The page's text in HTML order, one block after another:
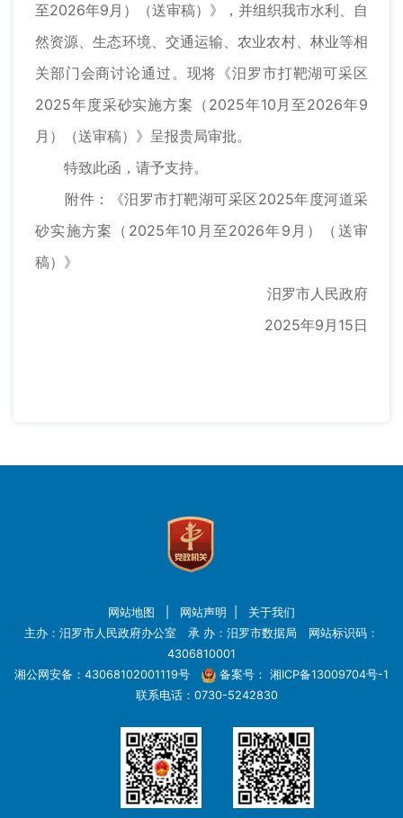
至2026年9月）（送审稿）》，并组织我市水利、自
然资源、生态环境、交通运输、农业农村、林业等相
关部门会商讨论通过。现将《汨罗市打靶湖可采区
2025年度采砂实施方案（2025年10月至2026年9
月）（送审稿）》呈报贵局审批。
特致此函，请予支持。
附件：《汨罗市打靶湖可采区2025年度河道采
砂实施方案（2025年10月至2026年9月）（送审
稿）》
汨罗市人民政府
2025年9月15日
网站地图 网站声明
关于我们
主办：汨罗市人民政府办公室 承 办：汨罗市数据局 网站标识码：
4306810001
湘公网安备：43068102001119号
备案号： 湘ICP备13009704号-1
联系电话：0730-5242830